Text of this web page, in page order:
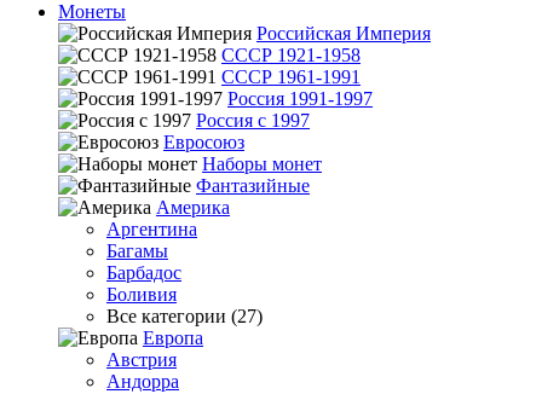
Монеты
Российская Империя
СССР 1921-1958
СССР 1961-1991
Россия 1991-1997
Россия с 1997
Евросоюз
Наборы монет
Фантазийные
Америка
Аргентина
Багамы
Барбадос
Боливия
Все категории (27)
Европа
Австрия
Андорра